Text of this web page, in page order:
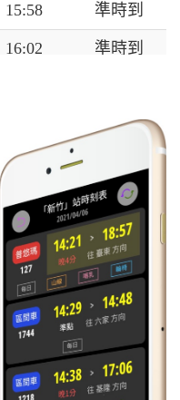
15:58 準時到
16:02 準時到
準時到
16:14
16:19 準時到
16:26 準時到
16:33 準時到
16:36 準時到
16:42 準時到
16:45 準時到